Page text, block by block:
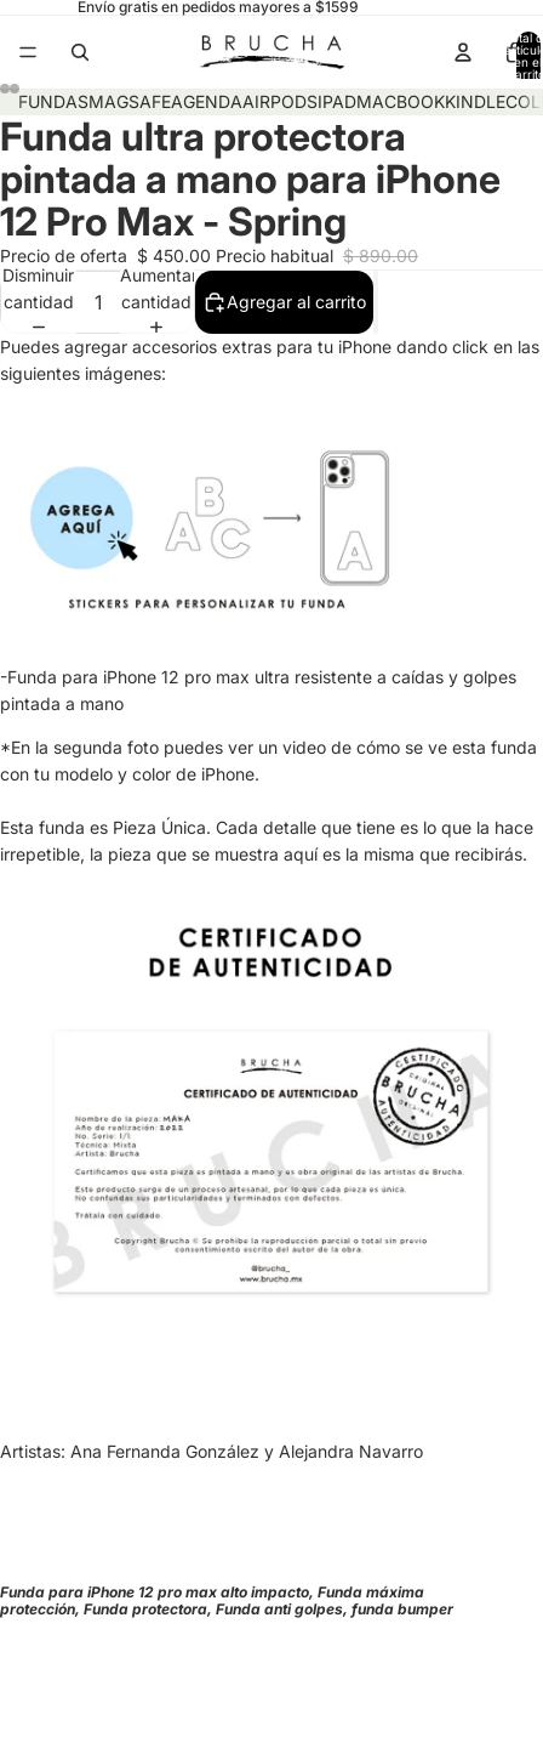
Envío gratis en pedidos mayores a $1599
Total
en el
FUNDASMAGSAFEAGENDAAIRPODSIPADMACBOOKKINDLE
Funda ultra protectora
pintada a mano para iPhone
12 Pro Max - Spring
Precio de oferta $ 450.00 Precio habitual $ 890.00
Disminuir
cantidad
Aumentar
cantidad
Agregar al carrito
Puedes agregar accesorios extras para tu iPhone dando click en las
siguientes imágenes:
-Funda para iPhone 12 pro max ultra resistente a caídas y golpes
pintada a mano
*En la segunda foto puedes ver un video de cómo se ve esta funda
con tu modelo y color de iPhone.
Esta funda es Pieza Única. Cada detalle que tiene es lo que la hace
irrepetible, la pieza que se muestra aquí es la misma que recibirás.
Artistas: Ana Fernanda González y Alejandra Navarro
Funda para iPhone 12 pro max alto impacto, Funda máxima
protección, Funda protectora, Funda anti golpes, funda bumper